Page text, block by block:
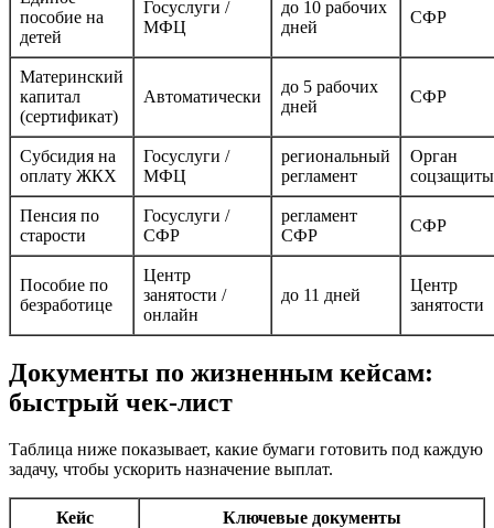
пособие на
детей
Госуслуги /
МФЦ
до 10 рабочих
дней
СФР
Материнский
капитал
(сертификат)
Автоматически
до 5 рабочих
дней
СФР
Субсидия на
оплату ЖКХ
Госуслуги /
МФЦ
региональный
регламент
Орган
соцзащиты
Пенсия по
старости
Госуслуги /
СФР
регламент
СФР
СФР
Пособие по
безработице
Центр
занятости /
онлайн
до 11 дней
Центр
занятости
Документы по жизненным кейсам:
быстрый чек‑лист
Таблица ниже показывает, какие бумаги готовить под каждую
задачу, чтобы ускорить назначение выплат.
Кейс Ключевые документы